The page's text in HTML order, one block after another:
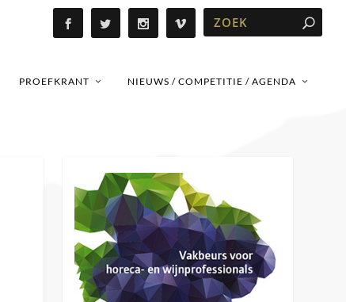
PROEFKRANT NIEUWS / COMPETITIE / AGENDA